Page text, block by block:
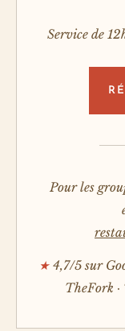
Service de
Pour les
★ 4,7/5 sur
TheFork